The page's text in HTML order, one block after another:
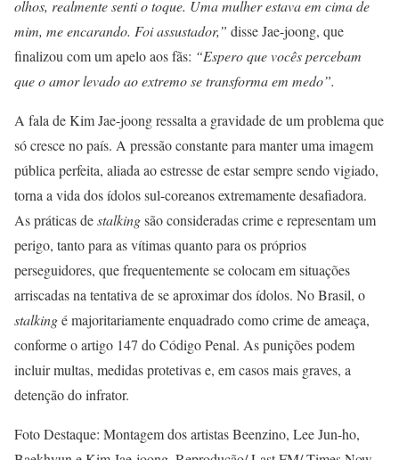
olhos, realmente senti o toque. Uma mulher estava em cima de
mim, me encarando. Foi assustador,” disse Jae-joong, que
finalizou com um apelo aos fãs: “Espero que vocês percebam
que o amor levado ao extremo se transforma em medo”.
A fala de Kim Jae-joong ressalta a gravidade de um problema que
só cresce no país. A pressão constante para manter uma imagem
pública perfeita, aliada ao estresse de estar sempre sendo vigiado,
torna a vida dos ídolos sul-coreanos extremamente desafiadora.
As práticas destalkingsão consideradas crime e representam um
perigo, tanto para as vítimas quanto para os próprios
perseguidores, que frequentemente se colocam em situações
arriscadas na tentativa de se aproximar dos ídolos. No Brasil, o
stalkingé majoritariamente enquadrado como crime de ameaça,
conforme o artigo 147 do Código Penal. As punições podem
incluir multas, medidas protetivas e, em casos mais graves, a
detenção do infrator.
Foto Destaque: Montagem dos artistas Beenzino, Lee Jun-ho,